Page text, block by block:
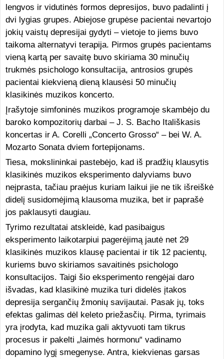
lengvos ir vidutinės formos depresijos, buvo padalinti į
dvi lygias grupes. Abiejose grupėse pacientai nevartojo
jokių vaistų depresijai gydyti – vietoje to jiems buvo
taikoma alternatyvi terapija. Pirmos grupės pacientams
vieną kartą per savaitę buvo skiriama 30 minučių
trukmės psichologo konsultacija, antrosios grupės
pacientai kiekvieną dieną klausėsi 50 minučių
klasikinės muzikos koncerto.
Įrašytoje simfoninės muzikos programoje skambėjo du
baroko kompozitorių darbai – J. S. Bacho Itališkasis
koncertas ir A. Corelli „Concerto Grosso“ – bei W. A.
Mozarto Sonata dviem fortepijonams.
Tiesa, mokslininkai pastebėjo, kad iš pradžių klausytis
klasikinės muzikos eksperimento dalyviams buvo
neįprasta, tačiau praėjus kuriam laikui jie ne tik išreiškė
didelį susidomėjimą klausoma muzika, bet ir paprašė
jos paklausyti daugiau.
Tyrimo rezultatai atskleidė, kad pasibaigus
eksperimento laikotarpiui pagerėjimą jautė net 29
klasikinės muzikos klausę pacientai ir tik 12 pacientų,
kuriems buvo skiriamos savaitinės psichologo
konsultacijos. Taigi šio eksperimento rengėjai daro
išvadas, kad klasikinė muzika turi didelės įtakos
depresija sergančių žmonių savijautai. Pasak jų, toks
efektas galimas dėl keleto priežasčių. Pirma, tyrimais
yra įrodyta, kad muzika gali aktyvuoti tam tikrus
procesus ir pakelti „laimės hormonu“ vadinamo
dopamino lygį smegenyse. Antra, kiekvienas garsas